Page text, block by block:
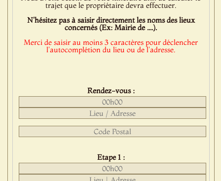
trajet que le propriétaire devra effectuer.
N'hésitez pas à saisir directement les noms des lieux
concernés (Ex: Mairie de ....).
Merci de saisir au moins 3 caractères pour déclencher
l'autocomplétion du lieu ou de l'adresse.
Rendez-vous :
Etape 1 :